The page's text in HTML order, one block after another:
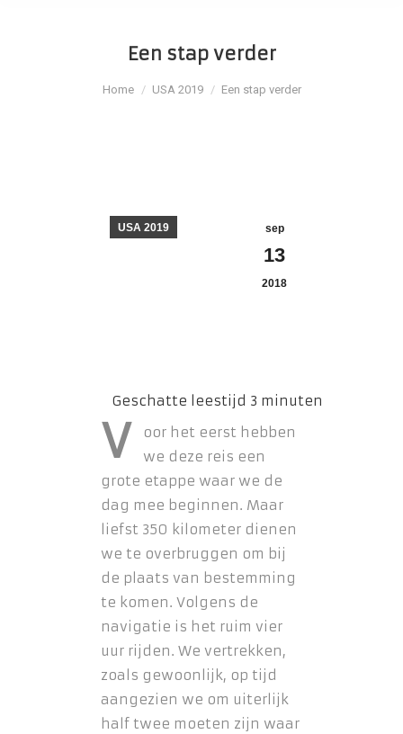
Een stap verder
Je bent hier:
Home USA 2019 Een stap verder
sep
13
2018
USA 2019
V
oor het eerst hebben
we deze reis een
grote etappe waar we de
dag mee beginnen. Maar
liefst 350 kilometer dienen
we te overbruggen om bij
de plaats van bestemming
te komen. Volgens de
navigatie is het ruim vier
uur rijden. We vertrekken,
zoals gewoonlijk, op tijd
aangezien we om uiterlijk
half twee moeten zijn waar